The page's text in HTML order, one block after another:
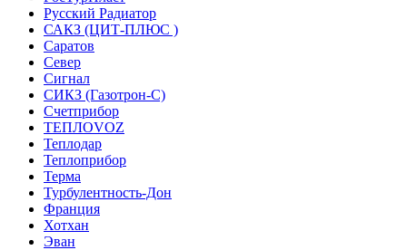
Русский Радиатор
САКЗ (ЦИТ-ПЛЮС )
Саратов
Север
Сигнал
СИКЗ (Газотрон-С)
Счетприбор
ТЕПЛОVOZ
Теплодар
Теплоприбор
Терма
Турбулентность-Дон
Франция
Хотхан
Эван